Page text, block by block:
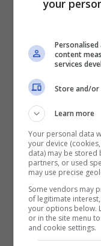
Il crollo del balcone
Il maltempo ha
con una strada
In seguito al
your
content
services
Store and/or
Learn more
Your personal data
your device
data) may be stored
partners, or used
may use precise
Some vendors may
of legitimate
your options below.
or in the site menu
and cookie settings.